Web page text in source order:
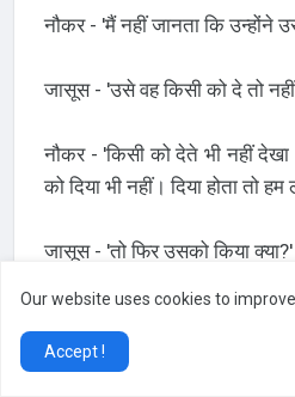
नौकर - 'मैं नहीं जानता कि उन्होंने
जासूस - 'उसे वह किसी को दे तो
नौकर - 'किसी को देते भी नहीं
को दिया भी नहीं। दिया होता तो
जासूस - 'तो फिर उसको किया क्या?'
नौकर - 'मैं तो समझता हूँ कहीं रख
Our website uses cookies to
Accept !